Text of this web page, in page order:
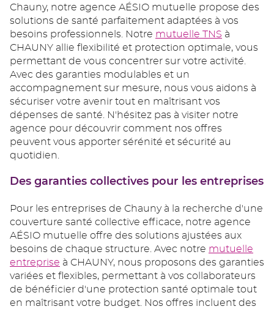
Chauny, notre agence AÉSIO mutuelle propose des
solutions de santé parfaitement adaptées à vos
besoins professionnels. Notre mutuelle TNS à
CHAUNY allie flexibilité et protection optimale, vous
permettant de vous concentrer sur votre activité.
Avec des garanties modulables et un
accompagnement sur mesure, nous vous aidons à
sécuriser votre avenir tout en maîtrisant vos
dépenses de santé. N'hésitez pas à visiter notre
agence pour découvrir comment nos offres
peuvent vous apporter sérénité et sécurité au
quotidien.
Des garanties collectives pour les entreprises
Pour les entreprises de Chauny à la recherche d'une
couverture santé collective efficace, notre agence
AÉSIO mutuelle offre des solutions ajustées aux
besoins de chaque structure. Avec notre mutuelle
entreprise à CHAUNY, nous proposons des garanties
variées et flexibles, permettant à vos collaborateurs
de bénéficier d'une protection santé optimale tout
en maîtrisant votre budget. Nos offres incluent des